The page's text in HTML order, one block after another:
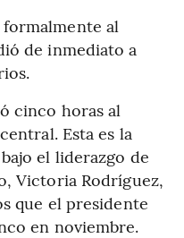
al
de inmediato a
cinco horas al
Esta es la
el liderazgo de
Victoria Rodríguez,
que el presidente
en noviembre.